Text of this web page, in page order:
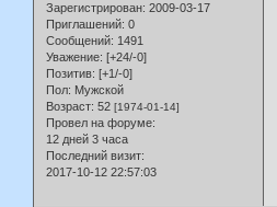
Зарегистрирован: 2009-03-17
Приглашений: 0
Сообщений: 1491
Уважение: [+24/-0]
Позитив: [+1/-0]
Пол: Мужской
Возраст: 52 [1974-01-14]
Провел на форуме:
12 дней 3 часа
Последний визит:
2017-10-12 22:57:03